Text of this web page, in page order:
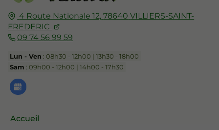
4 Route Nationale 12, 78640 VILLIERS-SAINT-
FREDERIC
09 74 56 99 59
Lun - Ven : 08h30 - 12h00 | 13h30 - 18h00
Sam : 09h00 - 12h00 | 14h00 - 17h30
Accueil